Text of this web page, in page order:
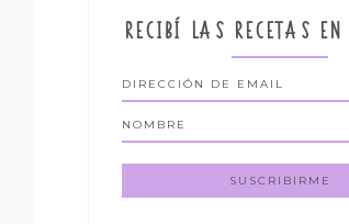
RECIBÍ LAS RECETAS